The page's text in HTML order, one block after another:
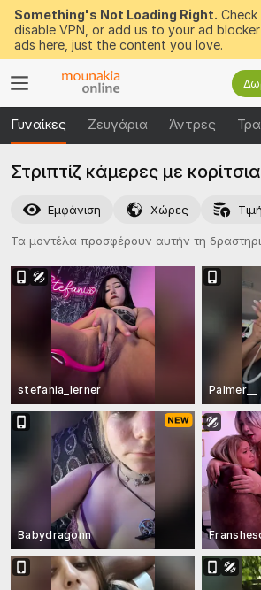
Something's Not Loading Right. Check
disable VPN, or add us to your ad
ads here, just the content you love.
Γυναίκες Ζευγάρια Άντρες
Στριπτίζ κάμερες με
Εμφάνιση Χώρες
Τα μοντέλα προσφέρουν αυτήν τη
stefania_lerner Palmer__
Babydragonn